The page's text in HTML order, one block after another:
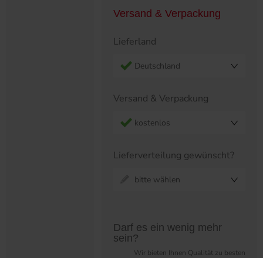
Versand & Verpackung
Lieferland
Deutschland
Versand & Verpackung
kostenlos
Lieferverteilung gewünscht?
bitte wählen
Darf es ein wenig mehr
sein?
Wir bieten Ihnen Qualität zu besten